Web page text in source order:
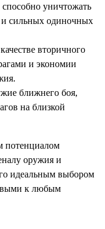
способно уничтожать
и сильных одиночных
вторичного
и экономии
ближнего боя,
на близкой
потенциалом
оружия и
идеальным выбором
к любым